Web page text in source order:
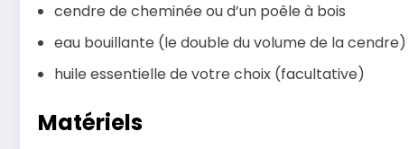
cendre de cheminée ou d’un poêle à bois
eau bouillante (le double du volume de la cendre)
huile essentielle de votre choix (facultative)
Matériels